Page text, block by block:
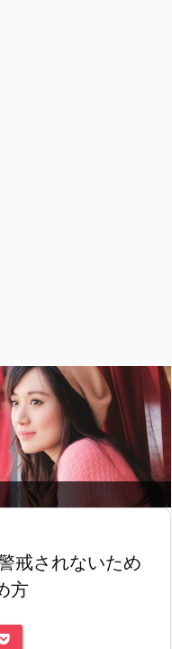
戒されないため
方